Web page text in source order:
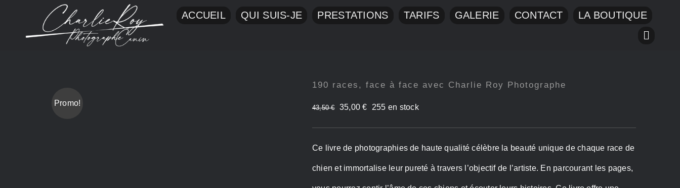
ACCUEIL QUI SUIS-JE PRESTATIONS TARIFS GALERIE CONTACT LA BOUTIQUE
Promo!
190 races, face à face avec Charlie Roy Photographe
43,50€ Le
prix
initial
était :
35,00€Le
prix
actuel
est :
255 en stock
Ce livre de photographies de haute qualité célèbre la beauté unique de chaque race de
chien et immortalise leur pureté à travers l’objectif de l’artiste. En parcourant les pages,